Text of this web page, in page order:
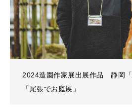
2024造園作家展出展作品 静岡
「尾張でお庭展」